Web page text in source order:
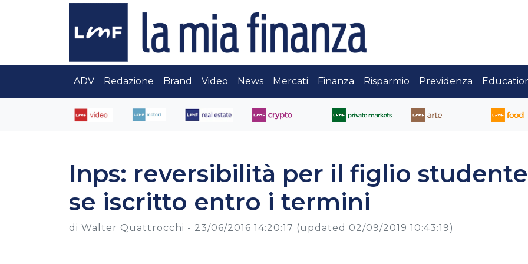
ADV Redazione Brand Video News Mercati Finanza Risparmio Previdenza
Inps: reversibilità per il figlio studente
se iscritto entro i termini
di Walter Quattrocchi - 23/06/2016 14:20:17 (updated 02/09/2019 10:43:19)